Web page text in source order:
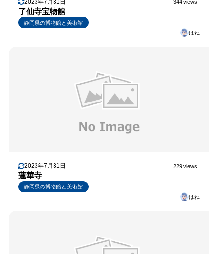
2023年7月31日 344 views
了仙寺宝物館
静岡県の博物館と美術館
はね
2023年7月31日 229 views
蓮華寺
静岡県の博物館と美術館
はね